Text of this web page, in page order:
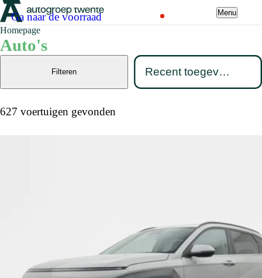
Menu
Homepage
Auto's
Ga naar de voorraad
627 voertuigen gevonden
Filteren